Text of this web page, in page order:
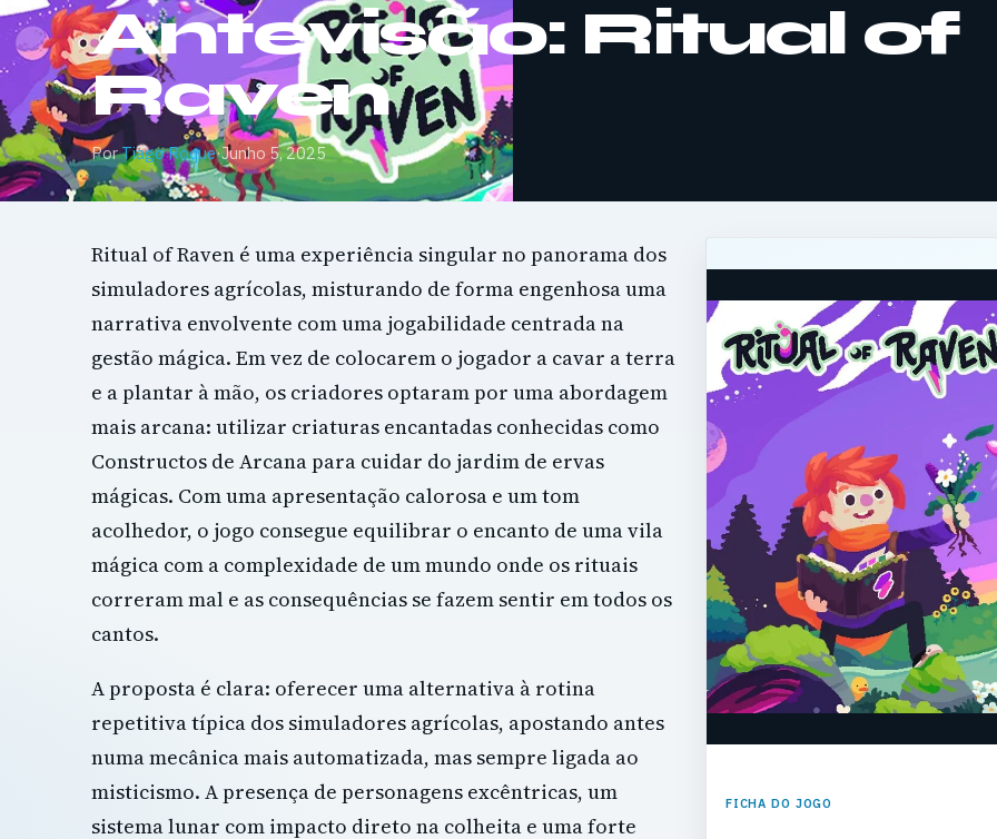
Antevisão: Ritual of
Raven
PorTiago Roque·Junho 5, 2025
FICHA DO JOGO
Ritual of Raven é uma experiência singular no panorama dos
simuladores agrícolas, misturando de forma engenhosa uma
narrativa envolvente com uma jogabilidade centrada na
gestão mágica. Em vez de colocarem o jogador a cavar a terra
e a plantar à mão, os criadores optaram por uma abordagem
mais arcana: utilizar criaturas encantadas conhecidas como
Constructos de Arcana para cuidar do jardim de ervas
mágicas. Com uma apresentação calorosa e um tom
acolhedor, o jogo consegue equilibrar o encanto de uma vila
mágica com a complexidade de um mundo onde os rituais
correram mal e as consequências se fazem sentir em todos os
cantos.
A proposta é clara: oferecer uma alternativa à rotina
repetitiva típica dos simuladores agrícolas, apostando antes
numa mecânica mais automatizada, mas sempre ligada ao
misticismo. A presença de personagens excêntricas, um
sistema lunar com impacto direto na colheita e uma forte